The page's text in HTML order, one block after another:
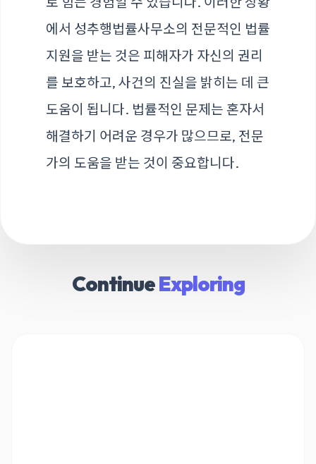
에서 성추행법률사무소의 전문적인 법률
지원을 받는 것은 피해자가 자신의 권리
를 보호하고, 사건의 진실을 밝히는 데 큰
도움이 됩니다. 법률적인 문제는 혼자서
해결하기 어려운 경우가 많으므로, 전문
가의 도움을 받는 것이 중요합니다.
ContinueExploring